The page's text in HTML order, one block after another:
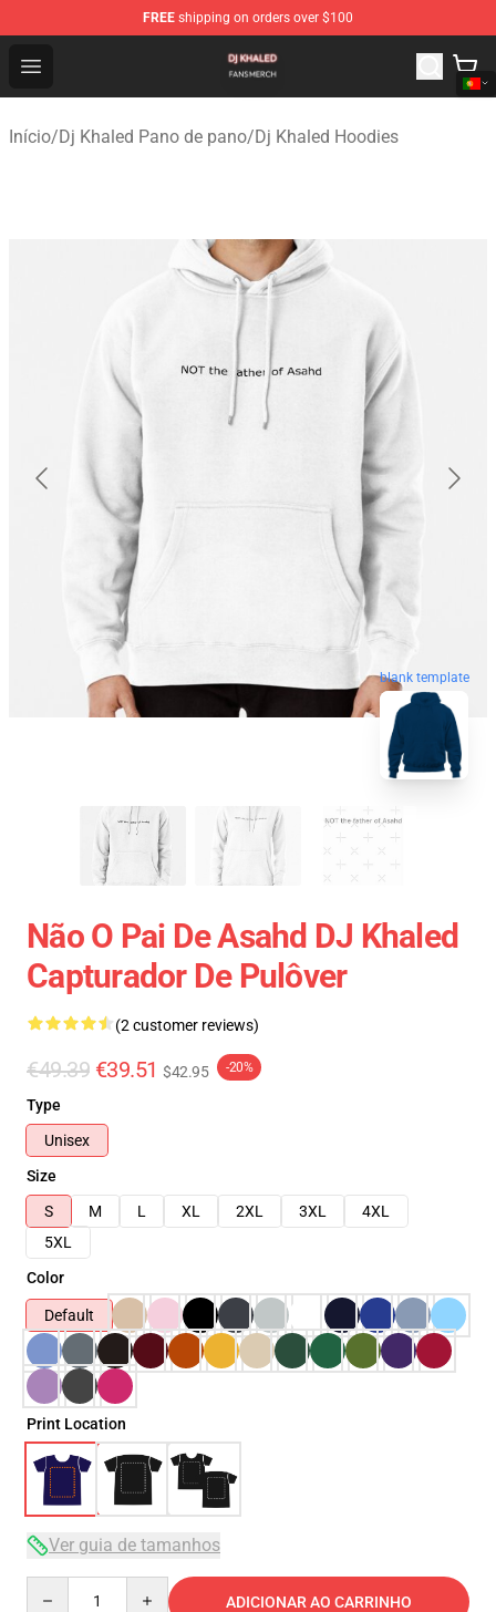
FREE shipping on orders over $100
Open menu
Dj Khaled Shop - Official Dj Khaled Merchandise Store
Início/Dj Khaled Pano de pano/Dj Khaled Hoodies
blank template
Não O Pai De Asahd DJ Khaled
Capturador De Pulôver
(2 customer reviews)
€49.39 €39.51 $42.95 -20%
Type
Unisex
Size
S
M L XL 2XL 3XL
4XL
5XL
Color
Default
Print Location
Ver guia de tamanhos
ADICIONAR AO CARRINHO